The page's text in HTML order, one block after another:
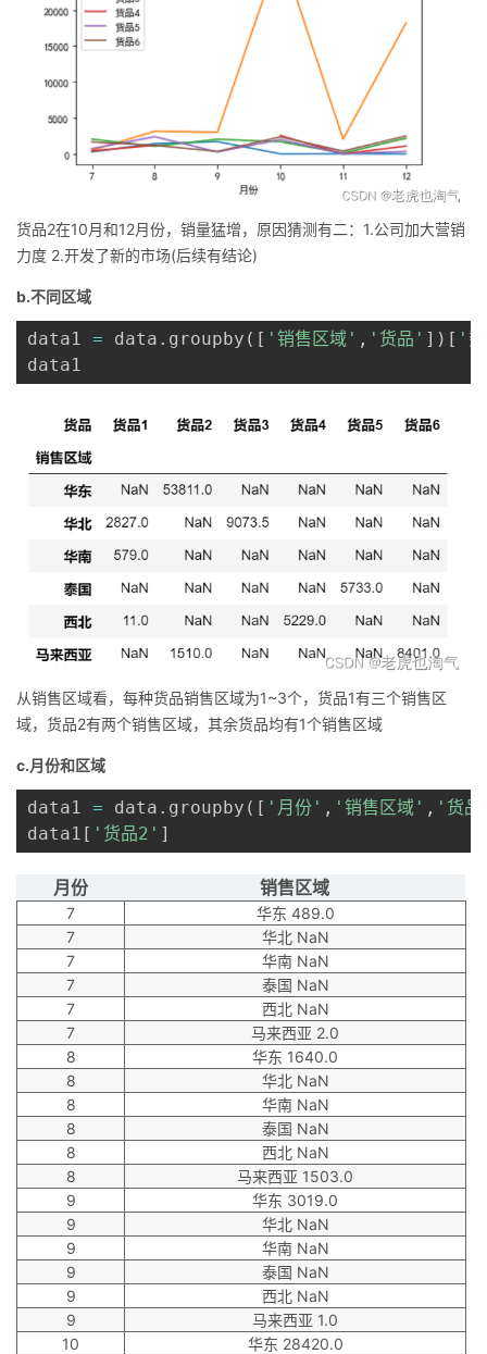
货品2在10月和12月份，销量猛增，原因猜测有二：1.公司加大营销
力度 2.开发了新的市场(后续有结论)
b.不同区域
data1 = data . groupby ( [ '销售区域' , '货品' ] ) [ '
从销售区域看，每种货品销售区域为1~3个，货品1有三个销售区
域，货品2有两个销售区域，其余货品均有1个销售区域
c.月份和区域
data1 = data . groupby ( [ '月份' , '销售区域' , '货
data1 [ '货品2' ]
月份 销售区域
7
华东 489.0
7
华北 NaN
7
华南 NaN
7
泰国 NaN
7
西北 NaN
7
马来西亚 2.0
8
华东 1640.0
8
华北 NaN
8
华南 NaN
8
泰国 NaN
8
西北 NaN
8
马来西亚 1503.0
9
华东 3019.0
9
华北 NaN
9
华南 NaN
9
泰国 NaN
9
西北 NaN
9
马来西亚 1.0
10
华东 28420.0